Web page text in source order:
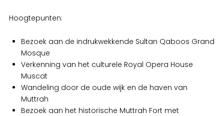
Hoogtepunten:
Bezoek aan de indrukwekkende Sultan Qaboos Grand
Mosque
Verkenning van het culturele Royal Opera House
Muscat
Wandeling door de oude wijk en de haven van
Muttrah
Bezoek aan het historische Muttrah Fort met